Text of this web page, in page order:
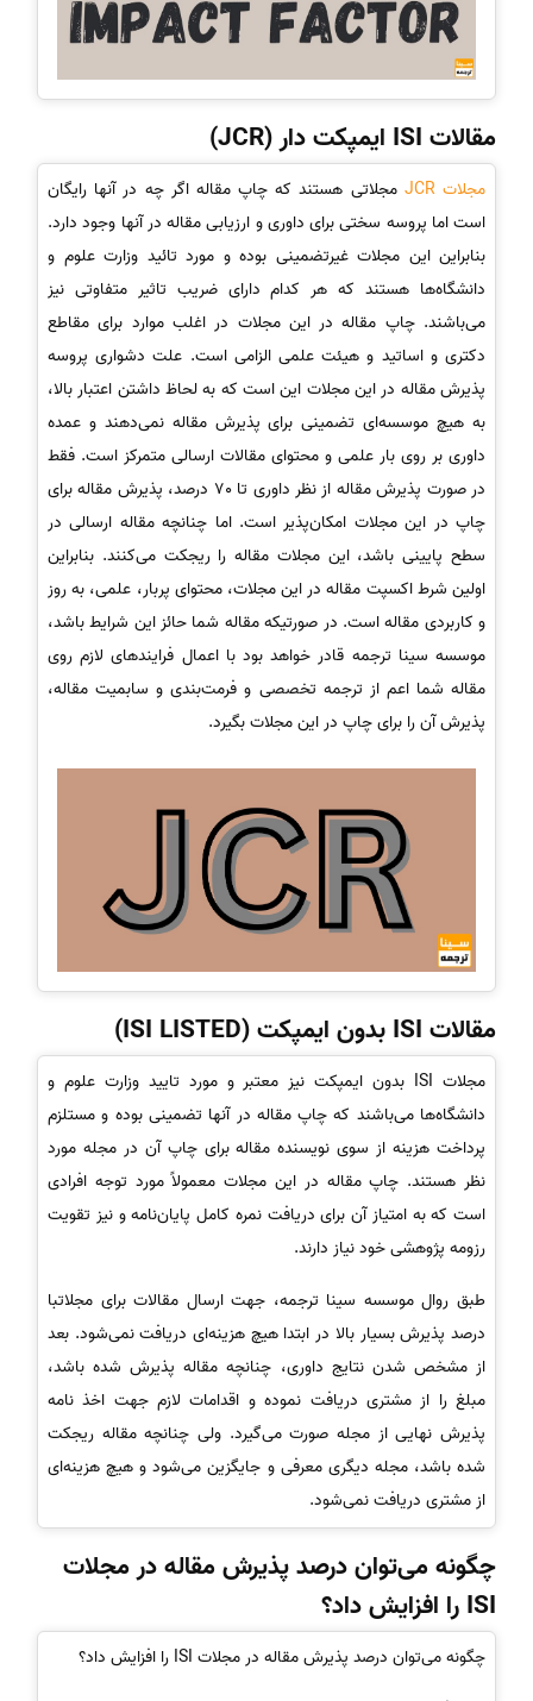
مقالات ISI ایمپکت دار (JCR)
مجلات JCR
مجلاتی هستند که چاپ مقاله اگر چه در آنها رایگان
است اما پروسه سختی برای داوری و ارزیابی مقاله در آنها وجود دارد.
بنابراین این مجلات غیرتضمینی بوده و مورد تائید وزارت علوم و
دانشگاه‌ها هستند که هر کدام دارای ضریب تاثیر متفاوتی نیز
می‌باشند. چاپ مقاله در این مجلات در اغلب موارد برای مقاطع
دکتری و اساتید و هیئت علمی الزامی است. علت دشواری پروسه
پذیرش مقاله در این مجلات این است که به لحاظ داشتن اعتبار بالا،
به هیچ موسسه‌ای تضمینی برای پذیرش مقاله نمی‌دهند و عمده
داوری بر روی بار علمی و محتوای مقالات ارسالی متمرکز است. فقط
در صورت پذیرش مقاله از نظر داوری تا 70 درصد، پذیرش مقاله برای
چاپ در این مجلات امکان‌پذیر است. اما چنانچه مقاله ارسالی در
سطح پایینی باشد، این مجلات مقاله را ریجکت می‌کنند. بنابراین
اولین شرط اکسپت مقاله در این مجلات، محتوای پربار، علمی، به روز
و کاربردی مقاله است. در صورتیکه مقاله شما حائز این شرایط باشد،
موسسه سینا ترجمه قادر خواهد بود با اعمال فرایندهای لازم روی
مقاله شما اعم از ترجمه تخصصی و فرمت‌بندی و سابمیت مقاله،
پذیرش آن را برای چاپ در این مجلات بگیرد.
مقالات ISI بدون ایمپکت (ISI LISTED)
مجلات ISI بدون ایمپکت نیز معتبر و مورد تایید وزارت علوم و
دانشگاه‌ها می‌باشند که چاپ مقاله در آنها تضمینی بوده و مستلزم
پرداخت هزینه از سوی نویسنده مقاله برای چاپ آن در مجله مورد
نظر هستند. چاپ مقاله در این مجلات معمولاً مورد توجه افرادی
است که به امتیاز آن برای دریافت نمره کامل پایان‌نامه و نیز تقویت
رزومه پژوهشی خود نیاز دارند.
طبق روال موسسه سینا ترجمه، جهت ارسال مقالات برای مجلاتبا
درصد پذیرش بسیار بالا در ابتدا هیچ هزینه‌ای دریافت نمی‌شود. بعد
از مشخص شدن نتایج داوری، چنانچه مقاله پذیرش شده باشد،
مبلغ را از مشتری دریافت نموده و اقدامات لازم جهت اخذ نامه
پذیرش نهایی از مجله صورت می‌گیرد. ولی چنانچه مقاله ریجکت
شده باشد، مجله دیگری معرفی و جایگزین می‌شود و هیچ هزینه‌ای
از مشتری دریافت نمی‌شود.
چگونه می‌توان درصد پذیرش مقاله در مجلات
ISI را افزایش داد؟
چگونه می‌توان درصد پذیرش مقاله در مجلات ISI را افزایش داد؟